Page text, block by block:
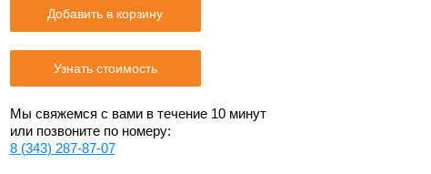
Добавить в корзину
Узнать стоимость
Мы свяжемся с вами в течение 10 минут
или позвоните по номеру:
8 (343) 287-87-07